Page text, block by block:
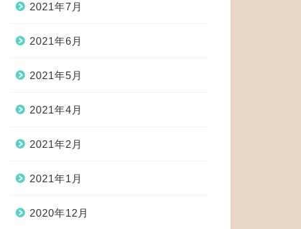
2021年7月
2021年6月
2021年5月
2021年4月
2021年2月
2021年1月
2020年12月